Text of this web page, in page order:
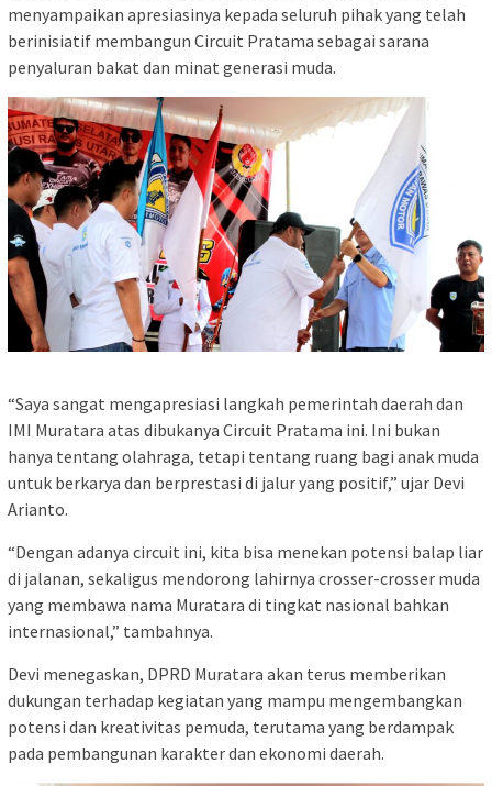
menyampaikan apresiasinya kepada seluruh pihak yang telah
berinisiatif membangun Circuit Pratama sebagai sarana
penyaluran bakat dan minat generasi muda.
“Saya sangat mengapresiasi langkah pemerintah daerah dan
IMI Muratara atas dibukanya Circuit Pratama ini. Ini bukan
hanya tentang olahraga, tetapi tentang ruang bagi anak muda
untuk berkarya dan berprestasi di jalur yang positif,” ujar Devi
Arianto.
“Dengan adanya circuit ini, kita bisa menekan potensi balap liar
di jalanan, sekaligus mendorong lahirnya crosser-crosser muda
yang membawa nama Muratara di tingkat nasional bahkan
internasional,” tambahnya.
Devi menegaskan, DPRD Muratara akan terus memberikan
dukungan terhadap kegiatan yang mampu mengembangkan
potensi dan kreativitas pemuda, terutama yang berdampak
pada pembangunan karakter dan ekonomi daerah.